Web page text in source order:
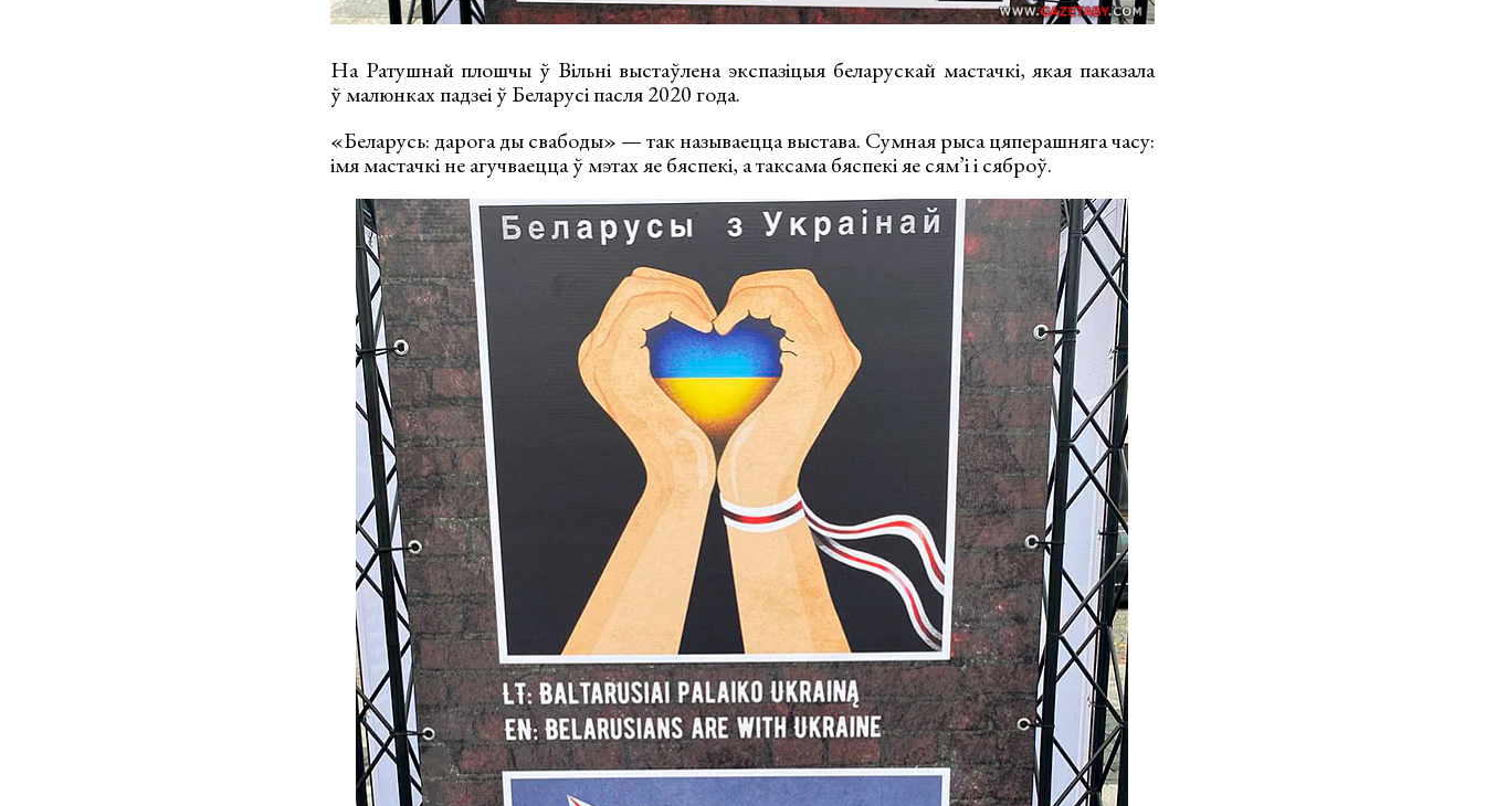
На Ратушнай плошчы ў Вільні выстаўлена экспазіцыя беларускай мастачкі, якая паказала
ў малюнках падзеі ў Беларусі пасля 2020 года.
«Беларусь: дарога ды свабоды» — так называецца выстава. Сумная рыса цяперашняга часу:
імя мастачкі не агучваецца ў мэтах яе бяспекі, а таксама бяспекі яе сям’і і сяброў.